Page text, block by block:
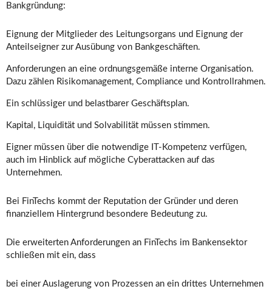
Bankgründung:
Eignung der Mitglieder des Leitungsorgans und Eignung der
Anteilseigner zur Ausübung von Bankgeschäften.
Anforderungen an eine ordnungsgemäße interne Organisation.
Dazu zählen Risikomanagement, Compliance und Kontrollrahmen.
Ein schlüssiger und belastbarer Geschäftsplan.
Kapital, Liquidität und Solvabilität müssen stimmen.
Eigner müssen über die notwendige IT-Kompetenz verfügen,
auch im Hinblick auf mögliche Cyberattacken auf das
Unternehmen.
Bei FinTechs kommt der Reputation der Gründer und deren
finanziellem Hintergrund besondere Bedeutung zu.
Die erweiterten Anforderungen an FinTechs im Bankensektor
schließen mit ein, dass
bei einer Auslagerung von Prozessen an ein drittes Unternehmen